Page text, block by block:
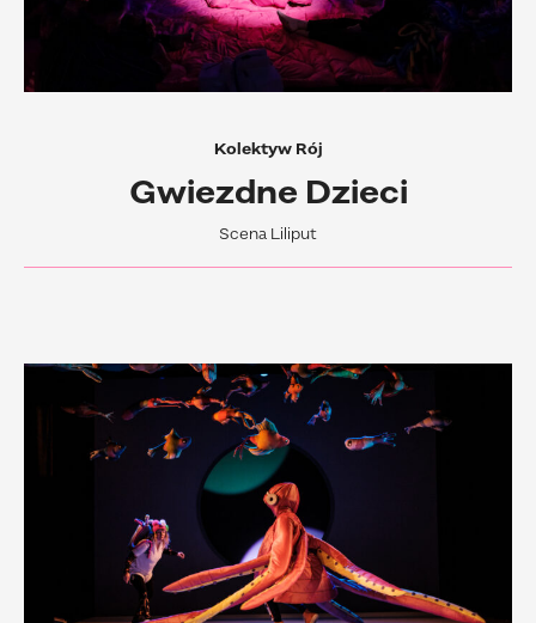
Kolektyw Rój
Gwiezdne Dzieci
Scena Liliput
Czytaj
więcej